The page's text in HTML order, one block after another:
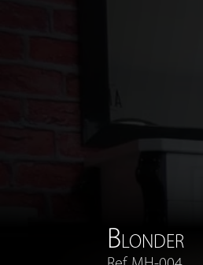
BLONDER